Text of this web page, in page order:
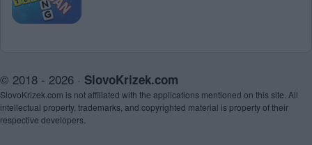
© 2018 - 2026 · SlovoKrizek.com
SlovoKrizek.com is not affiliated with the applications mentioned on this site. All
intellectual property, trademarks, and copyrighted material is property of their
respective developers.